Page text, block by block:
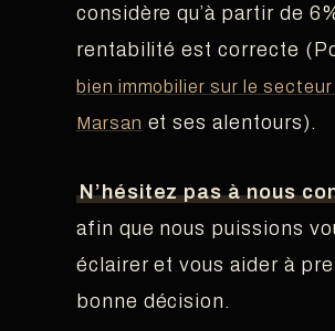
considère qu’à partir de
rentabilité est correcte
bien immobilier sur le secteur
Marsan et ses alentours).
N’hésitez pas à nous
afin que nous puissions
éclairer et vous aider à
bonne décision.